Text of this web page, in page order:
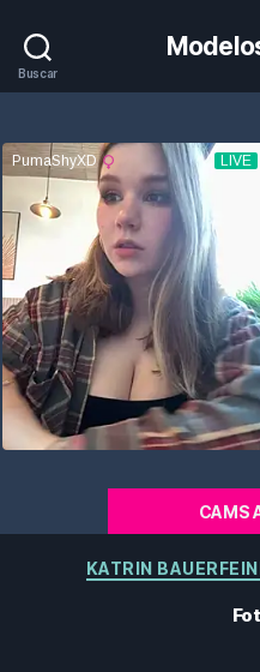
Buscar
CAMS
KATRIN